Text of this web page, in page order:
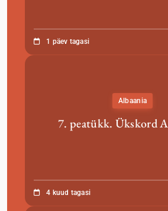
1 päev tagasi
Albaania
7. peatükk. Ükskord
4 kuud tagasi